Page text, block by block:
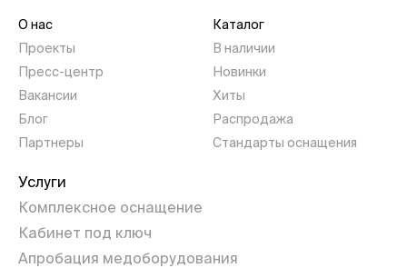
О нас
Проекты
Пресс-центр
Вакансии
Блог
Партнеры
Каталог
В наличии
Новинки
Хиты
Распродажа
Стандарты оснащения
Услуги
Комплексное оснащение
Кабинет под ключ
Апробация медоборудования